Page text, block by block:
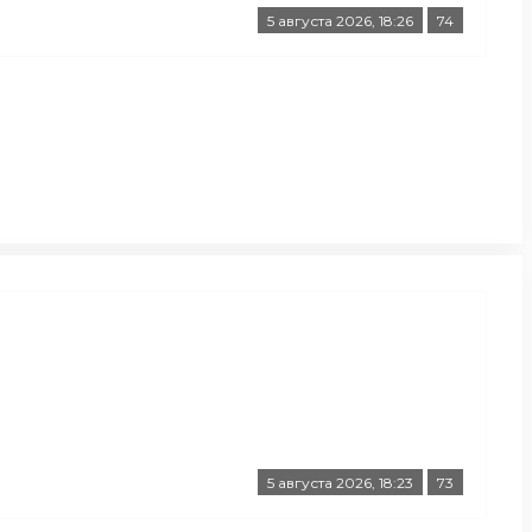
5 августа 2026, 18:26 74
5 августа 2026, 18:23 73